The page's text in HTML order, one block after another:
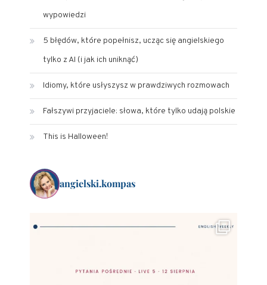
wypowiedzi
5 błędów, które popełnisz, ucząc się angielskiego
tylko z AI (i jak ich uniknąć)
Idiomy, które usłyszysz w prawdziwych rozmowach
Fałszywi przyjaciele: słowa, które tylko udają polskie
This is Halloween!
angielski.kompas